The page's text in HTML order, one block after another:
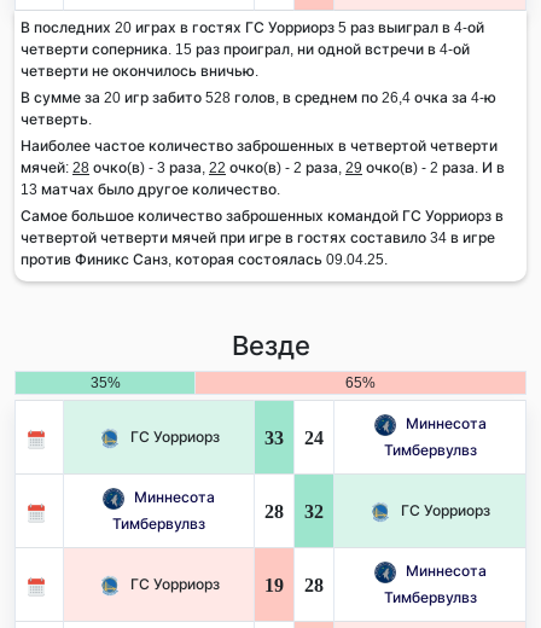
В последних 20 играх в гостях ГС Уорриорз 5 раз выиграл в 4-ой
четверти соперника. 15 раз проиграл, ни одной встречи в 4-ой
четверти не окончилось вничью.
В сумме за 20 игр забито 528 голов, в среднем по 26,4 очка за 4-ю
четверть.
Наиболее частое количество заброшенных в четвертой четверти
мячей: 28 очко(в) - 3 раза, 22 очко(в) - 2 раза, 29 очко(в) - 2 раза. И в
13 матчах было другое количество.
Самое большое количество заброшенных командой ГС Уорриорз в
четвертой четверти мячей при игре в гостях составило 34 в игре
против Финикс Санз, которая состоялась 09.04.25.
Везде
35% 65%
ГС Уорриорз 33 24
Миннесота
Тимбервулвз
Миннесота
Тимбервулвз
28 32 ГС Уорриорз
ГС Уорриорз 19 28
Миннесота
Тимбервулвз